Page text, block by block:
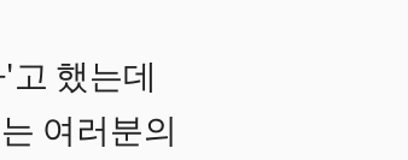
했는데
여러분의